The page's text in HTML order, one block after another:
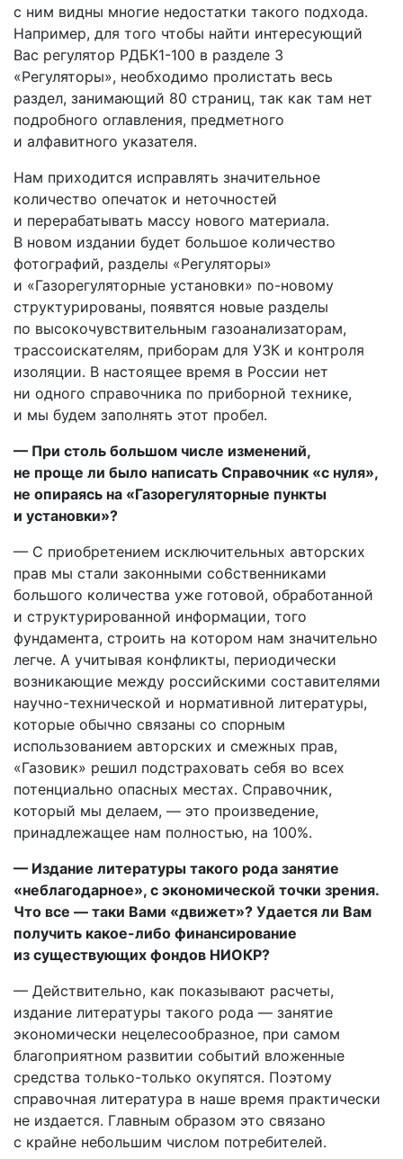
с ним видны многие недостатки такого подхода.
Например, для того чтобы найти интересующий
Вас регулятор РДБК1-100 в разделе 3
«Регуляторы», необходимо пролистать весь
раздел, занимающий 80 страниц, так как там нет
подробного оглавления, предметного
и алфавитного указателя.
Нам приходится исправлять значительное
количество опечаток и неточностей
и перерабатывать массу нового материала.
В новом издании будет большое количество
фотографий, разделы «Регуляторы»
и «Газорегуляторные установки» по-новому
структурированы, появятся новые разделы
по высокочувствительным газоанализаторам,
трассоискателям, приборам для УЗК и контроля
изоляции. В настоящее время в России нет
ни одного справочника по приборной технике,
и мы будем заполнять этот пробел.
— При столь большом числе изменений,
не проще ли было написать Справочник «с нуля»,
не опираясь на «Газорегуляторные пункты
и установки»?
— С приобретением исключительных авторских
прав мы стали законными со6ственниками
большого количества уже готовой, обработанной
и структурированной информации, того
фундамента, строить на котором нам значительно
легче. А учитывая конфликты, периодически
возникающие между российскими составителями
научно-технической и нормативной литературы,
которые обычно связаны со спорным
использованием авторских и смежных прав,
«Газовик» решил подстраховать себя во всех
потенциально опасных местах. Справочник,
который мы делаем, — это произведение,
принадлежащее нам полностью, на 100%.
— Издание литературы такого рода занятие
«неблагодарное», с экономической точки зрения.
Что все — таки Вами «движет»? Удается ли Вам
получить какое-либо финансирование
из существующих фондов НИОКР?
— Действительно, как показывают расчеты,
издание литературы такого рода — занятие
экономически нецелесообразное, при самом
благоприятном развитии событий вложенные
средства только-только окупятся. Поэтому
справочная литература в наше время практически
не издается. Главным образом это связано
с крайне небольшим числом потребителей.